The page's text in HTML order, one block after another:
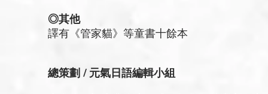
◎其他
譯有《管家貓》等童書十餘本
總策劃 / 元氣日語編輯小組